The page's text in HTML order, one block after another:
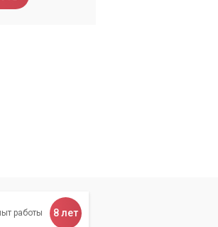
работы 8 лет